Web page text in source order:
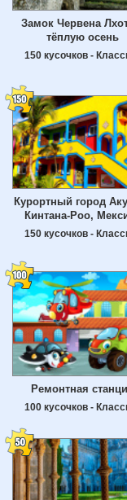
Замок Червена
тёплую осень
150 кусочков -
Курортный город
Кинтана-Роо,
150 кусочков -
Ремонтная
100 кусочков -